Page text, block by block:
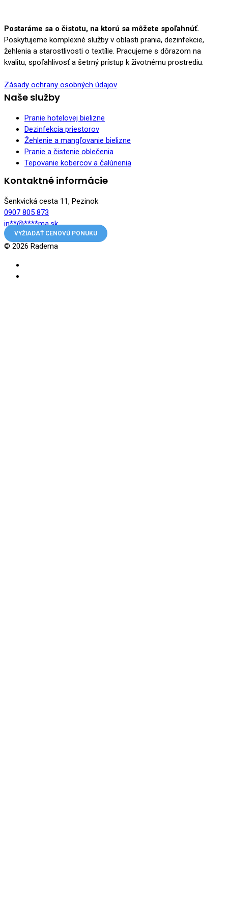
Postaráme sa o čistotu, na ktorú sa môžete spoľahnúť.
Poskytujeme komplexné služby v oblasti prania, dezinfekcie,
žehlenia a starostlivosti o textílie. Pracujeme s dôrazom na
kvalitu, spoľahlivosť a šetrný prístup k životnému prostrediu.
Zásady ochrany osobných údajov
Naše služby
Pranie hotelovej bielizne
Dezinfekcia priestorov
Žehlenie a mangľovanie bielizne
Pranie a čistenie oblečenia
Tepovanie kobercov a čalúnenia
Kontaktné informácie
Šenkvická cesta 11, Pezinok
0907 805 873
in**@****ma.sk
VYŽIADAŤ CENOVÚ PONUKU
© 2026 Radema